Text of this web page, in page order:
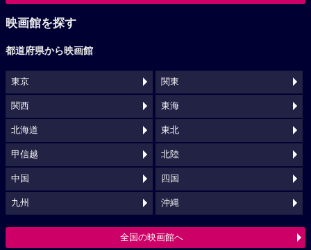
映画館を探す
都道府県から映画館
東京 関東
関西 東海
北海道 東北
甲信越 北陸
中国 四国
九州 沖縄
全国の映画館へ